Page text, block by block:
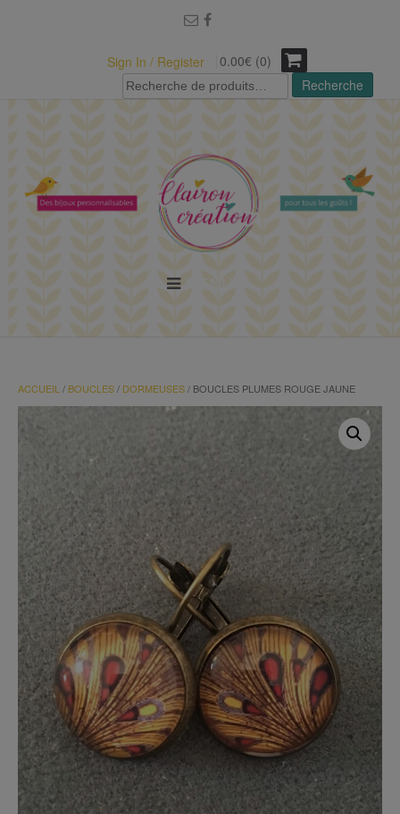
Sign In / Register
0.00€ (0)
Recherche
pour :
Recherche
ACCUEIL / BOUCLES/ DORMEUSES/ BOUCLES PLUMES ROUGE JAUNE